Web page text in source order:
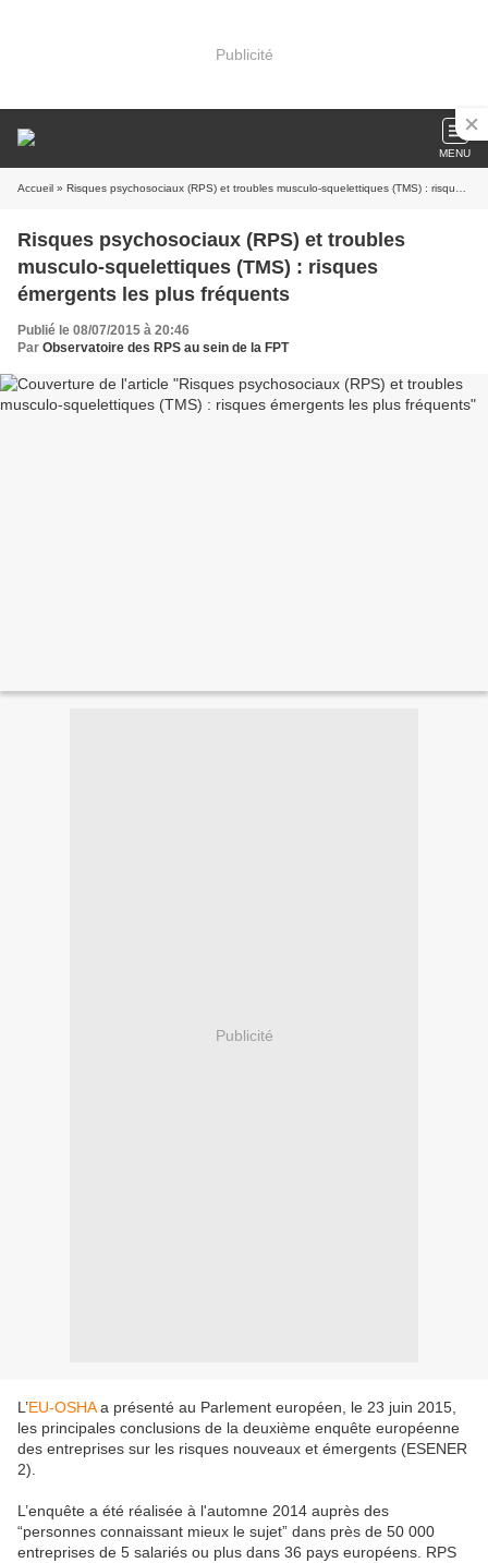
Publicité
MENU
Accueil » Risques psychosociaux (RPS) et troubles musculo-squelettiques (TMS) : risques émergents les plus fréquents
Risques psychosociaux (RPS) et troubles
musculo-squelettiques (TMS) : risques
émergents les plus fréquents
Publié le 08/07/2015 à 20:46
Par Observatoire des RPS au sein de la FPT
Publicité
L’EU-OSHAa présenté au Parlement européen, le 23 juin 2015,
les principales conclusions de la deuxième enquête européenne
des entreprises sur les risques nouveaux et émergents (ESENER
2).
L’enquête a été réalisée à l'automne 2014 auprès des
“personnes connaissant mieux le sujet” dans près de 50 000
entreprises de 5 salariés ou plus dans 36 pays européens. RPS